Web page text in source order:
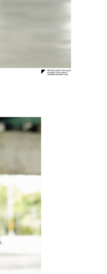
請聯繫「AFTEE先享後付
support/home
先享後付」服務完成之交
交易相關給付款項請求債
號之用戶狀況，依本公司即
形，本公司將視審查結果
若發現惡意使用之情形，
度並採取法律行動。